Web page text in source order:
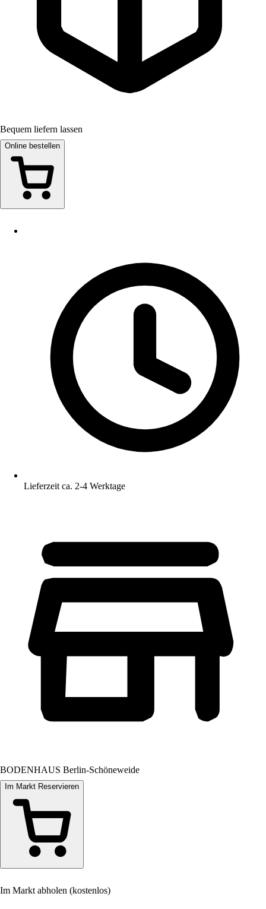
Bequem liefern lassen
Online bestellen
Lieferzeit ca. 2-4 Werktage
BODENHAUS Berlin-Schöneweide
Im Markt Reservieren
Im Markt abholen (kostenlos)